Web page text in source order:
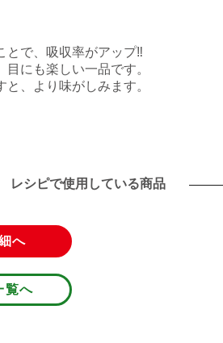
で、吸収率がアップ‼︎⠀
にも楽しい一品です。⠀
、より味がしみます。⠀
レシピで使用している商品
へ
覧へ